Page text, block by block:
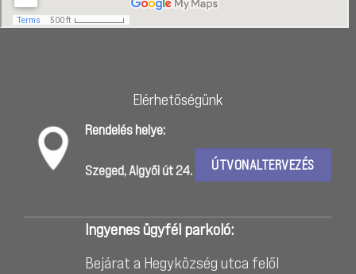
Elérhetőségünk
Rendelés helye:
Szeged, Algyői út 24. ÚTVONALTERVEZÉS
Ingyenes ügyfél parkoló:
Bejárat a Hegyközség utca felől